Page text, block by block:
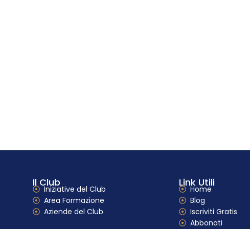
Il Club
Iniziative del Club
Area Formazione
Aziende del Club
Link Utili
Home
Blog
Iscriviti Gratis
Abbonati